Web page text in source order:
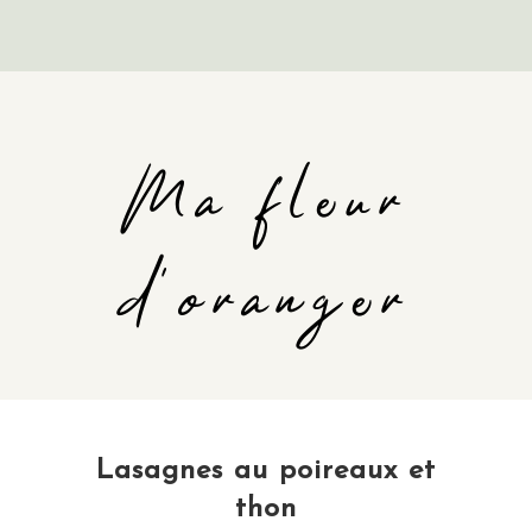
Ma fleur
d'oranger
Lasagnes au poireaux et
thon